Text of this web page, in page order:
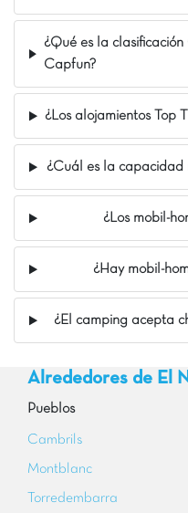
A 15 min de
Actividades
¿Qué es la
Capfun?
¿Los alojamientos Top
¿Cuál es la capacidad
¿Los mobil-
¿Hay mobil-
¿El camping acepta
Alrededores de El
Pueblos
Cambrils
Montblanc
Torredembarra